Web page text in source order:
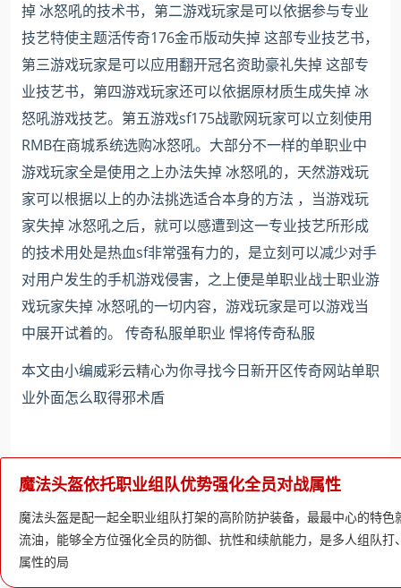
掉 冰怒吼的技术书，第二游戏玩家是可以依据参与专业
技艺特使主题活传奇176金币版动失掉 这部专业技艺书，
第三游戏玩家是可以应用翻开冠名资助豪礼失掉 这部专
业技艺书，第四游戏玩家还可以依据原材质生成失掉 冰
怒吼游戏技艺。第五游戏sf175战歌网玩家可以立刻使用
RMB在商城系统选购冰怒吼。大部分不一样的单职业中
游戏玩家全是使用之上办法失掉 冰怒吼的，天然游戏玩
家可以根据以上的办法挑选适合本身的方法 ，当游戏玩
家失掉 冰怒吼之后，就可以感遭到这一专业技艺所形成
的技术用处是热血sf非常强有力的，是立刻可以减少对手
对用户发生的手机游戏侵害，之上便是单职业战士职业游
戏玩家失掉 冰怒吼的一切内容，游戏玩家是可以游戏当
中展开试着的。 传奇私服单职业 悍将传奇私服
本文由小编威彩云精心为你寻找今日新开区传奇网站单职
业外面怎么取得邪术盾
魔法头盔依托职业组队优势强化全员对战属性
魔法头盔是配一起全职业组队打架的高阶防护装备，最最中心的特
流油，能够全方位强化全员的防御、抗性和续航能力，是多人组队
属性的局